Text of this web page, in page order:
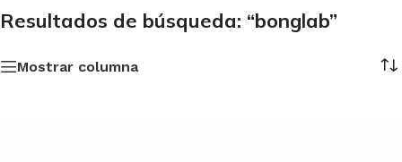
Resultados de búsqueda: “bonglab”
Mostrar columna